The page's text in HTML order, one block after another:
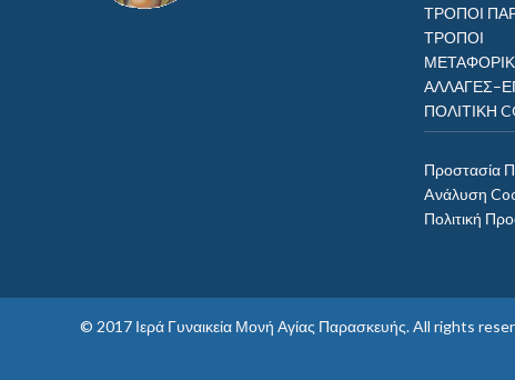
ΤΡΟΠΟΙ
ΠΟΛΙΤΙΚΗ
Προστασία
Aνάλυση
Πολιτική
© 2017 Ιερά Γυναικεία Μονή Αγίας Παρασκευής. All rights